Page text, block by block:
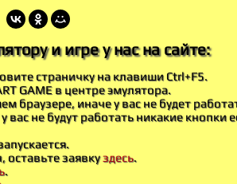
и игре у нас на сайте:
страничку на клавиши Ctrl+F5.
GAME в центре эмулятора.
браузере, иначе у вас не будет
не будут работать никакие кнопки
заявкуздесь.
.